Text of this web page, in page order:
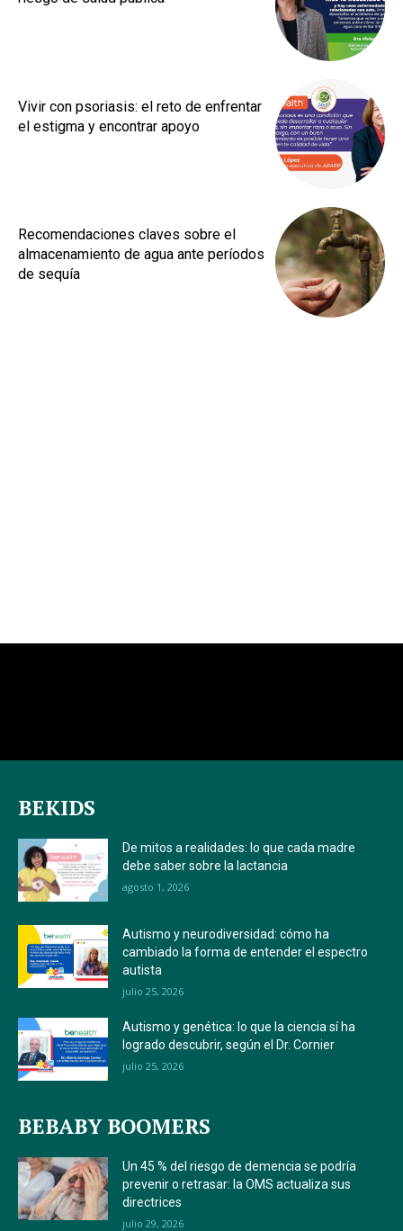
Vivir con psoriasis: el reto de enfrentar
el estigma y encontrar apoyo
Recomendaciones claves sobre el
almacenamiento de agua ante períodos
de sequía
BEKIDS
De mitos a realidades: lo que cada madre
debe saber sobre la lactancia
agosto 1, 2026
Autismo y neurodiversidad: cómo ha
cambiado la forma de entender el espectro
autista
julio 25, 2026
Autismo y genética: lo que la ciencia sí ha
logrado descubrir, según el Dr. Cornier
julio 25, 2026
BEBABY BOOMERS
Un 45 % del riesgo de demencia se podría
prevenir o retrasar: la OMS actualiza sus
directrices
julio 29, 2026